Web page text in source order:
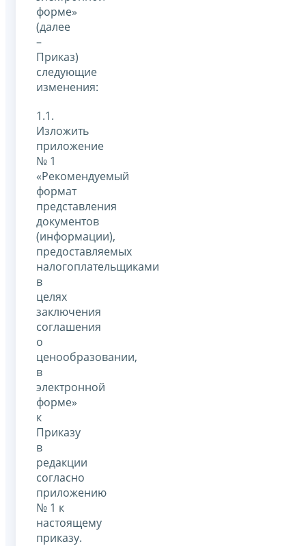
форме»
(далее
–
Приказ)
следующие
изменения:
1.1.
Изложить
приложение
№ 1
«Рекомендуемый
формат
представления
документов
(информации),
предоставляемых
налогоплательщиками
в
целях
заключения
соглашения
о
ценообразовании,
в
электронной
форме»
к
Приказу
в
редакции
согласно
приложению
№ 1 к
настоящему
приказу.